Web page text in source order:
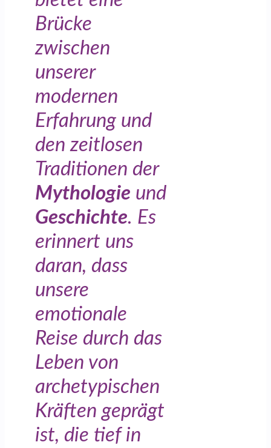
Brücke
zwischen
unserer
modernen
Erfahrung und
den zeitlosen
Traditionen der
Mythologie und
Geschichte. Es
erinnert uns
daran, dass
unsere
emotionale
Reise durch das
Leben von
archetypischen
Kräften geprägt
ist, die tief in